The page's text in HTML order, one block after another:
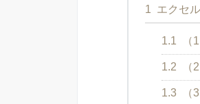
1 エクセ
1.1 （
1.2 （
1.3 （